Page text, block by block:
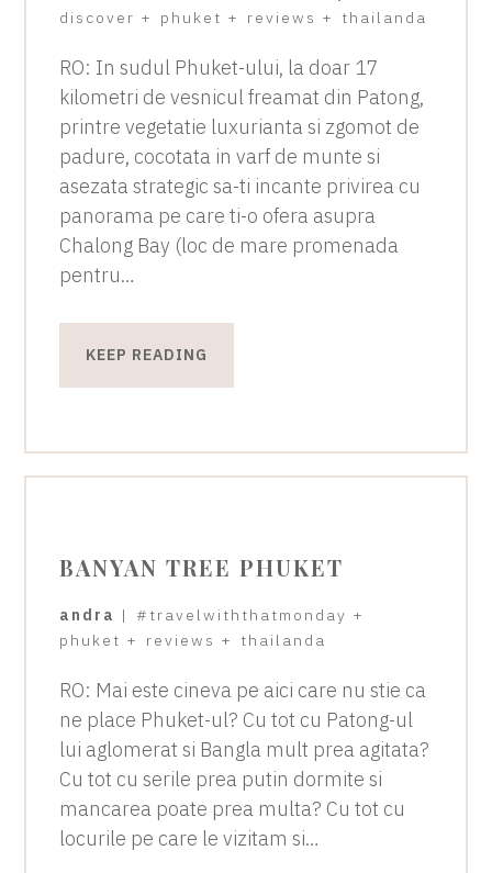
discover + phuket + reviews + thailanda
RO: In sudul Phuket-ului, la doar 17
kilometri de vesnicul freamat din Patong,
printre vegetatie luxurianta si zgomot de
padure, cocotata in varf de munte si
asezata strategic sa-ti incante privirea cu
panorama pe care ti-o ofera asupra
Chalong Bay (loc de mare promenada
pentru…
KEEP READING
BANYAN TREE PHUKET
andra | #travelwiththatmonday +
phuket + reviews + thailanda
RO: Mai este cineva pe aici care nu stie ca
ne place Phuket-ul? Cu tot cu Patong-ul
lui aglomerat si Bangla mult prea agitata?
Cu tot cu serile prea putin dormite si
mancarea poate prea multa? Cu tot cu
locurile pe care le vizitam si…